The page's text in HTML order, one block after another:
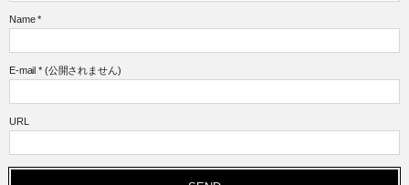
Name *
E-mail *(公開されません)
URL